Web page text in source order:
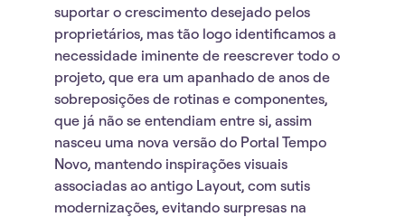
suportar o crescimento desejado pelos
proprietários, mas tão logo identificamos a
necessidade iminente de reescrever todo o
projeto, que era um apanhado de anos de
sobreposições de rotinas e componentes,
que já não se entendiam entre si, assim
nasceu uma nova versão do Portal Tempo
Novo, mantendo inspirações visuais
associadas ao antigo Layout, com sutis
modernizações, evitando surpresas na